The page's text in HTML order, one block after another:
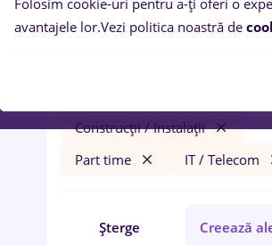
Filtre
Construcții / Instalații
Part time
IT / Telecom
Șterge Creează
Folosim cookie-uri pentru a-ți oferi o
avantajele lor.Vezi politica noastră de